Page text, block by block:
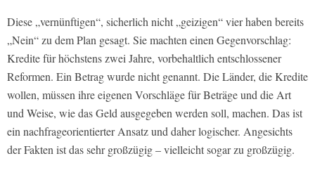
Diese „vernünftigen“, sicherlich nicht „geizigen“ vier haben bereits
„Nein“ zu dem Plan gesagt. Sie machten einen Gegenvorschlag:
Kredite für höchstens zwei Jahre, vorbehaltlich entschlossener
Reformen. Ein Betrag wurde nicht genannt. Die Länder, die Kredite
wollen, müssen ihre eigenen Vorschläge für Beträge und die Art
und Weise, wie das Geld ausgegeben werden soll, machen. Das ist
ein nachfrageorientierter Ansatz und daher logischer. Angesichts
der Fakten ist das sehr großzügig – vielleicht sogar zu großzügig.